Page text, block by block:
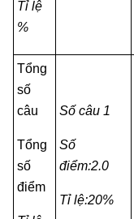
Tỉ lệ
%
Tổng
số
câu
Tổng
số
điểm
Số câu 1
Số
điểm:2.0
Tỉ lệ:20%